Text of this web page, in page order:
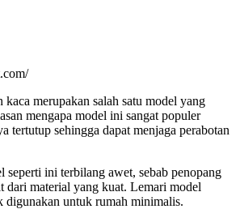
kaca merupakan salah satu model yang
mengapa model ini sangat populer
tertutup sehingga dapat menjaga perabotan
seperti ini terbilang awet, sebab penopang
dari material yang kuat. Lemari model
digunakan untuk rumah minimalis.